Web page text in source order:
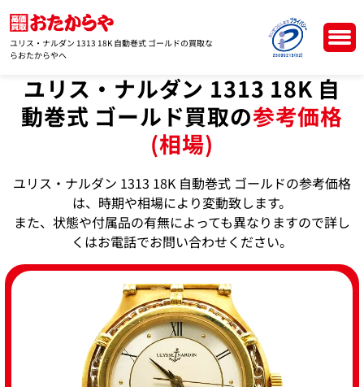
ユリス・ナルダン 1313 18K 自動巻式 ゴールドの買取な
らおたからやへ
ユリス・ナルダン 1313 18K 自
動巻式 ゴールド買取の参考価格
(相場)
ユリス・ナルダン 1313 18K 自動巻式 ゴールドの参考価格
は、時期や相場により変動致します。
また、状態や付属品の有無によっても異なりますので詳し
くはお電話でお問い合わせください。